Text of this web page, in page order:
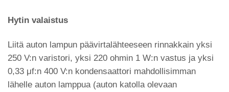
Hytin valaistus
Liitä auton lampun päävirtalähteeseen rinnakkain yksi
250 V:n varistori, yksi 220 ohmin 1 W:n vastus ja yksi
0,33 μf:n 400 V:n kondensaattori mahdollisimman
lähelle auton lamppua (auton katolla olevaan